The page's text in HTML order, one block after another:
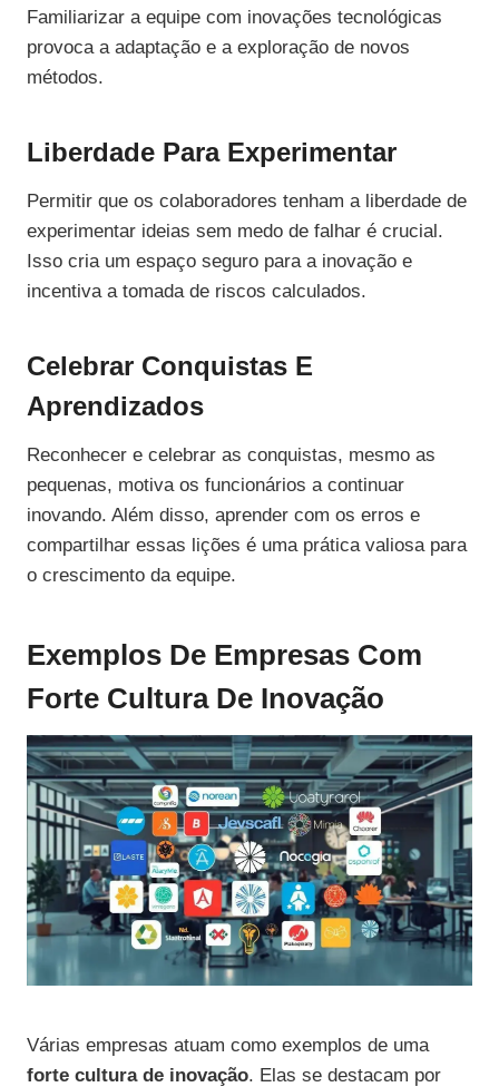
Familiarizar a equipe com inovações tecnológicas
provoca a adaptação e a exploração de novos
métodos.
Liberdade Para Experimentar
Permitir que os colaboradores tenham a liberdade de
experimentar ideias sem medo de falhar é crucial.
Isso cria um espaço seguro para a inovação e
incentiva a tomada de riscos calculados.
Celebrar Conquistas E
Aprendizados
Reconhecer e celebrar as conquistas, mesmo as
pequenas, motiva os funcionários a continuar
inovando. Além disso, aprender com os erros e
compartilhar essas lições é uma prática valiosa para
o crescimento da equipe.
Exemplos De Empresas Com
Forte Cultura De Inovação
Várias empresas atuam como exemplos de uma
forte cultura de inovação. Elas se destacam por